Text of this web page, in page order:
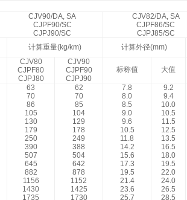
CJV90/DA, SA
CJPF90/SC
CJPJ90/SC
CJV82/DA, SA
CJPF86/SC
CJPJ85/SC
计算重量(kg/km) 计算外径(mm)
CJV80
CJPF80
CJPJ80
CJV90
CJPF90
CJPJ90
标称值 大值
63
70
86
105
130
179
250
390
507
645
882
1156
1430
1735
62
70
85
104
129
178
249
388
504
642
878
1152
1425
1730
7.8
8.0
8.5
9.0
9.6
10.5
11.8
14.2
15.6
17.3
19.5
21.4
23.6
25.7
9.2
9.4
10.0
10.5
11.5
12.5
13.5
16.5
18.0
19.5
22.0
24.0
26.5
28.5